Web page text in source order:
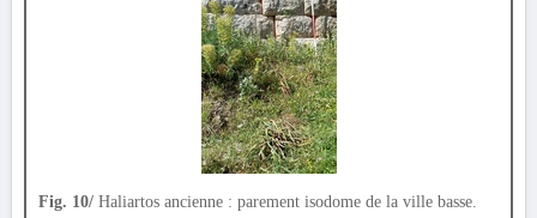
Fig. 10/ Haliartos ancienne : parement isodome de la ville basse.